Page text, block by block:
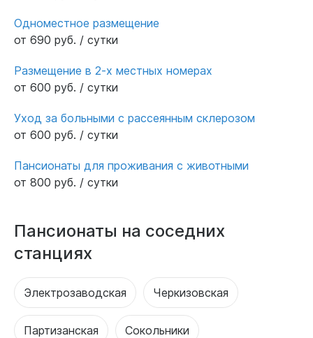
Одноместное размещение
от 690 руб. / сутки
Размещение в 2-х местных номерах
от 600 руб. / сутки
Уход за больными с рассеянным склерозом
от 600 руб. / сутки
Пансионаты для проживания с животными
от 800 руб. / сутки
Пансионаты на соседних
станциях
Электрозаводская Черкизовская
Партизанская Сокольники